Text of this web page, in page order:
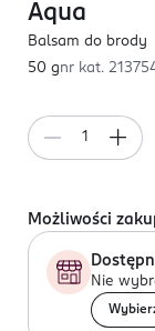
Aqua
Balsam do brody
50 gnr kat.
Możliwości
Nie